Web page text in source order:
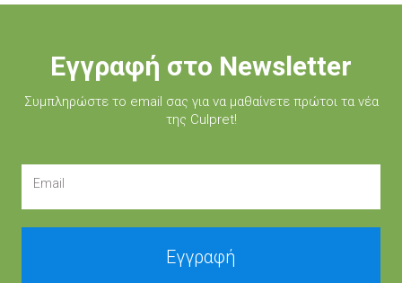
Εγγραφή στο Newsletter
Συμπληρώστε τo email σας για να μαθαίνετε πρώτοι τα νέα
της Culpret!
Email
Εγγραφή